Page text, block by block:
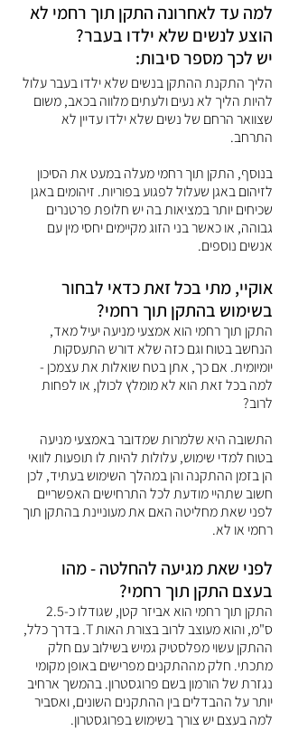
למה עד לאחרונה התקן תוך רחמי לא
הוצע לנשים שלא ילדו בעבר?
יש לכך מספר סיבות:
הליך התקנת ההתקן בנשים שלא ילדו בעבר עלול
להיות הליך לא נעים ולעתים מלווה בכאב, משום
שצוואר הרחם של נשים שלא ילדו עדיין לא
התרחב.
בנוסף, התקן תוך רחמי מעלה במעט את הסיכון
לזיהום באגן שעלול לפגוע בפוריות. זיהומים באגן
שכיחים יותר במציאות בה יש חלופת פרטנרים
גבוהה, או כאשר בני הזוג מקיימים יחסי מין עם
אנשים נוספים.
אוקיי, מתי בכל זאת כדאי לבחור
בשימוש בהתקן תוך רחמי?
התקן תוך רחמי הוא אמצעי מניעה יעיל מאד,
הנחשב בטוח וגם כזה שלא דורש התעסקות
יומיומית. אם כך, אתן בטח שואלות את עצמכן -
למה בכל זאת הוא לא מומלץ לכולן, או לפחות
לרוב?
התשובה היא שלמרות שמדובר באמצעי מניעה
בטוח למדי שימוש, עלולות להיות לו תופעות לוואי
הן בזמן ההתקנה והן במהלך השימוש בעתיד, לכן
חשוב שתהיי מודעת לכל התרחישים האפשריים
לפני שאת מחליטה האם את מעוניינת בהתקן תוך
רחמי או לא.
לפני שאת מגיעה להחלטה - מהו
בעצם התקן תוך רחמי?
ס"מ, והוא מעוצב לרוב בצורת האות T. בדרך כלל,
ההתקן עשוי מפלסטיק גמיש בשילוב עם חלק
מתכתי. חלק מההתקנים מפרישים באופן מקומי
נגזרת של הורמון בשם פרוגסטרון. בהמשך ארחיב
יותר על ההבדלים בין ההתקנים השונים, ואסביר
למה בעצם יש צורך בשימוש בפרוגסטרון.